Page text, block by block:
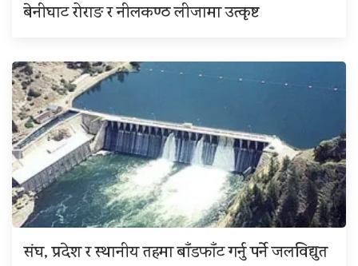
बेनीघाट रोराङ र नीलकण्ठ लीजामा उत्कृष्ट
संघ, प्रदेश र स्थानीय तहमा बाँडफाँट गर्नु पर्ने जलविद्युत